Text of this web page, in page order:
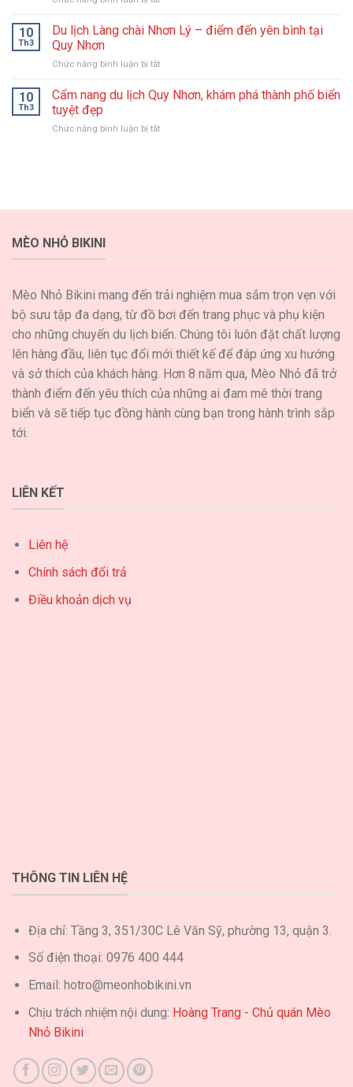
Chọn
Kinh
Lịch
Nhớ
9
Địa
Du
Bình
Ngất
10
Th3
Du lịch Làng chài Nhơn Lý – điểm đến yên bình tại
Quy Nhơn
Chức năng bình luận bị tắtở
lịch
Làng
Nhơn
bình
10
Th3
Cẩm nang du lịch Quy Nhơn, khám phá thành phố biển
tuyệt đẹp
Chức năng bình luận bị tắtở
Nhơn,
tuyệt
đẹp
MÈO NHỎ BIKINI
Mèo Nhỏ Bikini mang đến trải nghiệm mua sắm trọn vẹn với
bộ sưu tập đa dạng, từ đồ bơi đến trang phục và phụ kiện
cho những chuyến du lịch biển. Chúng tôi luôn đặt chất lượng
lên hàng đầu, liên tục đổi mới thiết kế để đáp ứng xu hướng
và sở thích của khách hàng. Hơn 8 năm qua, Mèo Nhỏ đã trở
thành điểm đến yêu thích của những ai đam mê thời trang
biển và sẽ tiếp tục đồng hành cùng bạn trong hành trình sắp
tới.
LIÊN KẾT
Liên hệ
Chính sách đổi trả
Điều khoản dịch vụ
THÔNG TIN LIÊN HỆ
Địa chỉ: Tầng 3, 351/30C Lê Văn Sỹ, phường 13, quận 3.
Số điện thoại: 0976 400 444
Email: hotro@meonhobikini.vn
Chịu trách nhiệm nội dung: Hoàng Trang - Chủ quán Mèo
Nhỏ Bikini